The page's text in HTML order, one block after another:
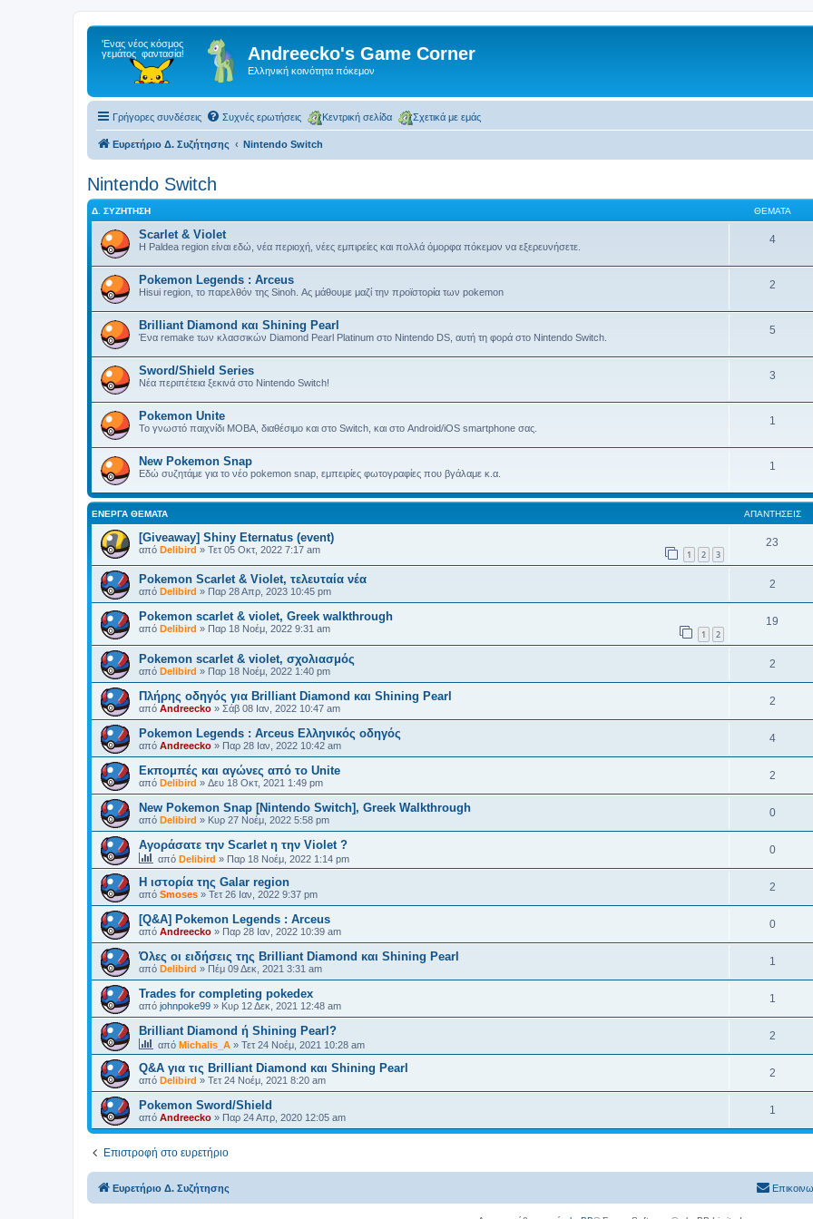
Andreecko's Game Corner
Ελληνική κοινότητα πόκεμον
Γρήγορες συνδέσεις Συχνές ερωτήσεις Κεντρική σελίδα Σχετικά με εμάς
Ευρετήριο Δ. Συζήτησης Nintendo Switch
Nintendo Switch
Δ. ΣΥΖΉΤΗΣΗ ΘΈΜΑΤΑ
Scarlet & Violet
Η Paldea region είναι εδώ, νέα περιοχή, νέες εμπιρείες και πολλά όμορφα πόκεμον να εξερευνήσετε.
4
Pokemon Legends : Arceus
Hisui region, το παρελθόν της Sinoh. Ας μάθουμε μαζί την προϊστορία των pokemon
2
Brilliant Diamond και Shining Pearl
Ένα remake των κλασσικών Diamond Pearl Platinum στο Nintendo DS, αυτή τη φορά στο Nintendo Switch.
5
Sword/Shield Series
Νέα περιπέτεια ξεκινά στο Nintendo Switch!
3
Pokemon Unite
Το γνωστό παιχνίδι MOBA, διαθέσιμο και στο Switch, και στο Android/iOS smartphone σας.
1
New Pokemon Snap
Εδώ συζητάμε για το νέο pokemon snap, εμπειρίες φωτογραφίες που βγάλαμε κ.α.
1
ΕΝΕΡΓΆ ΘΈΜΑΤΑ ΑΠΑΝΤΉΣΕΙΣ
[Giveaway] Shiny Eternatus (event)
από Delibird » Τετ 05 Οκτ, 2022 7:17 am 1 2 3
23
Pokemon Scarlet & Violet, τελευταία νέα
από Delibird » Παρ 28 Απρ, 2023 10:45 pm
2
Pokemon scarlet & violet, Greek walkthrough
από Delibird » Παρ 18 Νοέμ, 2022 9:31 am 1 2
19
Pokemon scarlet & violet, σχολιασμός
από Delibird » Παρ 18 Νοέμ, 2022 1:40 pm
2
Πλήρης οδηγός για Brilliant Diamond και Shining Pearl
από Andreecko » Σάβ 08 Ιαν, 2022 10:47 am
2
Pokemon Legends : Arceus Ελληνικός οδηγός
από Andreecko » Παρ 28 Ιαν, 2022 10:42 am
4
Εκπομπές και αγώνες από το Unite
από Delibird » Δευ 18 Οκτ, 2021 1:49 pm
2
New Pokemon Snap [Nintendo Switch], Greek Walkthrough
από Delibird » Κυρ 27 Νοέμ, 2022 5:58 pm
0
Αγοράσατε την Scarlet η την Violet ?
από Delibird » Παρ 18 Νοέμ, 2022 1:14 pm
0
Η ιστορία της Galar region
από Smoses » Τετ 26 Ιαν, 2022 9:37 pm
2
[Q&A] Pokemon Legends : Arceus
από Andreecko » Παρ 28 Ιαν, 2022 10:39 am
0
Όλες οι ειδήσεις της Brilliant Diamond και Shining Pearl
από Delibird » Πέμ 09 Δεκ, 2021 3:31 am
1
Trades for completing pokedex
από johnpoke99 » Κυρ 12 Δεκ, 2021 12:48 am
1
Brilliant Diamond ή Shining Pearl?
από Michalis_A » Τετ 24 Νοέμ, 2021 10:28 am
2
Q&A για τις Brilliant Diamond και Shining Pearl
από Delibird » Τετ 24 Νοέμ, 2021 8:20 am
2
Pokemon Sword/Shield
από Andreecko » Παρ 24 Απρ, 2020 12:05 am
1
Επιστροφή στο ευρετήριο
Ευρετήριο Δ. Συζήτησης